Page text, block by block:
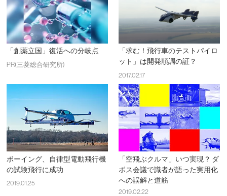
「創薬立国」復活への分岐点
PR(三菱総合研究所)
「求む！飛行車のテストパイロ
ット」は開発順調の証？
2017.02.17
ボーイング、自律型電動飛行機
の試験飛行に成功
2019.01.25
「空飛ぶクルマ」いつ実現？ ダ
ボス会議で識者が語った実用化
への誤解と道筋
2019.02.22